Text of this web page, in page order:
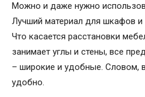
Можно и даже нужно
Лучший материал для шкафов и
Что касается расстановки
занимает углы и стены, все
– широкие и удобные. Словом,
удобно.